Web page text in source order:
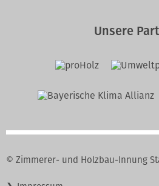
Unsere
© Zimmerer- und Holzbau-Innung